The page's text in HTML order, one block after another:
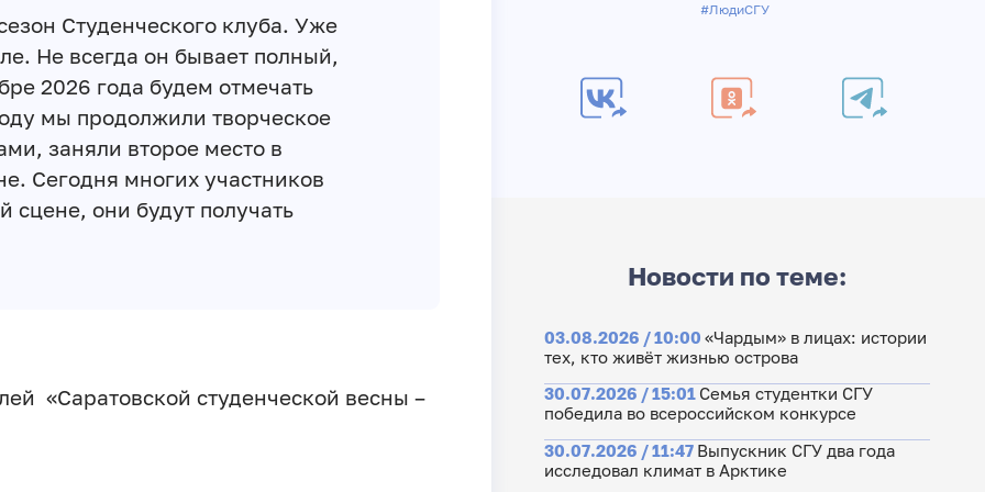
Студенческого клуба. Уже
Не всегда он бывает полный,
2026 года будем отмечать
мы продолжили творческое
заняли второе место в
Сегодня многих участников
сцене, они будут получать
«Саратовской студенческой весны –
#ЛюдиСГУ
Новости по теме:
03.08.2026 / 10:00 «Чардым» в лицах: истории
тех, кто живёт жизнью острова
30.07.2026 / 15:01 Семья студентки СГУ
победила во всероссийском конкурсе
30.07.2026 / 11:47 Выпускник СГУ два года
исследовал климат в Арктике